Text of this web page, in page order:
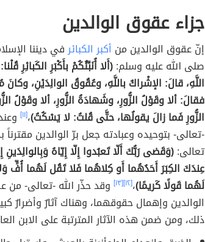
جزاء عقوق الوالدين
إنّ عقوق الوالدين من أكبر الكبائرفي ديننا
صلى الله عليه وسلم:(أَلا أُنَبِّئُكُمْ بأَكْبَرِ الكَبائِرِ
اللَّهِ، قالَ: الإشْراكُ باللَّهِ، وعُقُوقُ الوالِدَيْنِ،
فقالَ: ألا وقَوْلُ الزُّورِ، وشَهادَةُ الزُّورِ، ألا وقَوْلُ
الزُّورِ فَما زالَ يقولُها، حتَّى قُلتُ: لا يَسْكُتُ)،[١١]
-تعالى- بتوحيده وعبادته جعل برّ الوالدين مقترناً
تعالى:(وَقَضى رَبُّكَ أَلّا تَعبُدوا إِلّا إِيّاهُ وَبِالوالِدَينِ
عِندَكَ الكِبَرَ أَحَدُهُما أَو كِلاهُما فَلا تَقُل لَهُما أُفٍّ
لَهُما قَولًا كَريمًا)،[١٢] [١٣]
وقد حذّر الله -تعالى- من
الوالدين وإهمال حقوقهما، وهناك آثارٌ وأضرارٌ
ذلك، ومن ضمن هذه الآثار المترتبة على الابن